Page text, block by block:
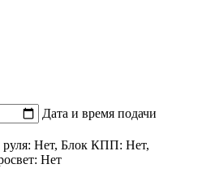
Дата и время подачи
Нет, Блок КПП: Нет,
Нет